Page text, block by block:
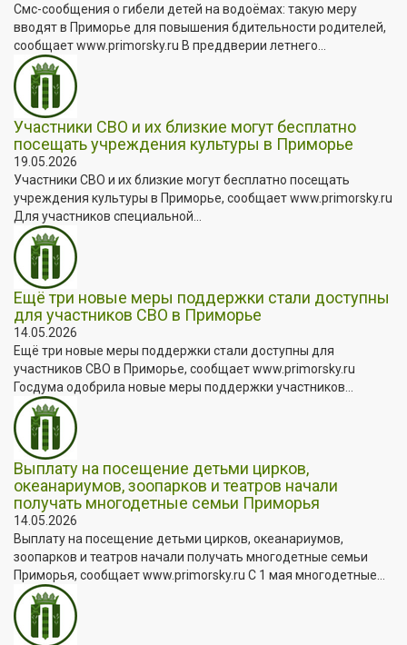
Смс-сообщения о гибели детей на водоёмах: такую меру
вводят в Приморье для повышения бдительности родителей,
сообщает www.primorsky.ru В преддверии летнего...
Участники СВО и их близкие могут бесплатно
посещать учреждения культуры в Приморье
19.05.2026
Участники СВО и их близкие могут бесплатно посещать
учреждения культуры в Приморье, сообщает www.primorsky.ru
Для участников специальной...
Ещё три новые меры поддержки стали доступны
для участников СВО в Приморье
14.05.2026
Ещё три новые меры поддержки стали доступны для
участников СВО в Приморье, сообщает www.primorsky.ru
Госдума одобрила новые меры поддержки участников...
Выплату на посещение детьми цирков,
океанариумов, зоопарков и театров начали
получать многодетные семьи Приморья
14.05.2026
Выплату на посещение детьми цирков, океанариумов,
зоопарков и театров начали получать многодетные семьи
Приморья, сообщает www.primorsky.ru С 1 мая многодетные...